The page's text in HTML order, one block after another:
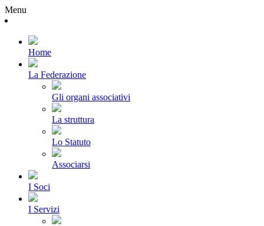
Menu
Home
La Federazione
Gli organi associativi
La struttura
Lo Statuto
Associarsi
I Soci
I Servizi